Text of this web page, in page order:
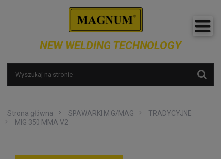
NEW WELDING TECHNOLOGY
Strona główna SPAWARKI MIG/MAG
TRADYCYJNE
MIG 350 MMA V2